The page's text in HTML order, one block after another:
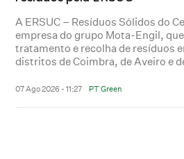
A ERSUC – Resíduos Sólidos do
empresa do grupo Mota-Engil,
tratamento e recolha de resíduos
distritos de Coimbra, de Aveiro e
07 Ago 2026 - 11:27 PT Green